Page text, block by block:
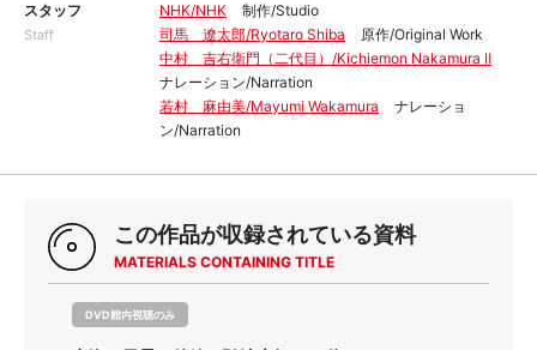
スタッフ
Staff
NHK/NHK
制作/Studio
司馬 遼太郎/Ryotaro Shiba
原作/Original Work
中村 吉右衛門（二代目）/Kichiemon Nakamura Ⅱ
ナレーション/Narration
若村 麻由美/Mayumi Wakamura
ナレーショ
ン/Narration
この作品が収録されている資料
MATERIALS CONTAINING TITLE
DVD館内視聴のみ